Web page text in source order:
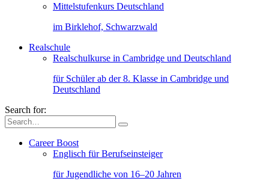
Mittelstufenkurs Deutschland
im Birklehof, Schwarzwald
Realschule
Realschulkurse in Cambridge und Deutschland
für Schüler ab der 8. Klasse in Cambridge und
Deutschland
Search for:
Career Boost
Englisch für Berufseinsteiger
für Jugendliche von 16–20 Jahren